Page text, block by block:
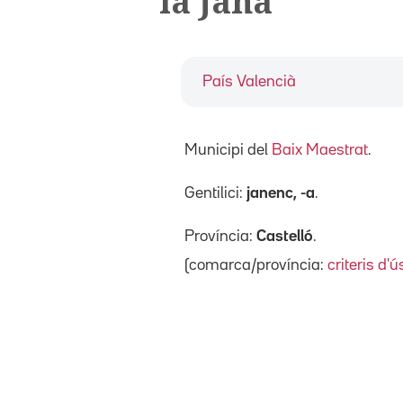
País Valencià
Municipi del Baix Maestrat.
Gentilici: janenc, -a.
Província: Castelló.
(comarca/província: criteris